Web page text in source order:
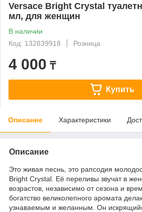
Versace Bright Crystal
мл, для женщин
В наличии
Код: 132839918
Розница
4 000 ₸
Купить
Описание Характеристики
Описание
Это живая песнь, это рапсодия
Bright Crystal. Её переливы звучат в
возрастов, независимо от сезона и
богатство великолепного аромата
узнаваемым и желанным. Он